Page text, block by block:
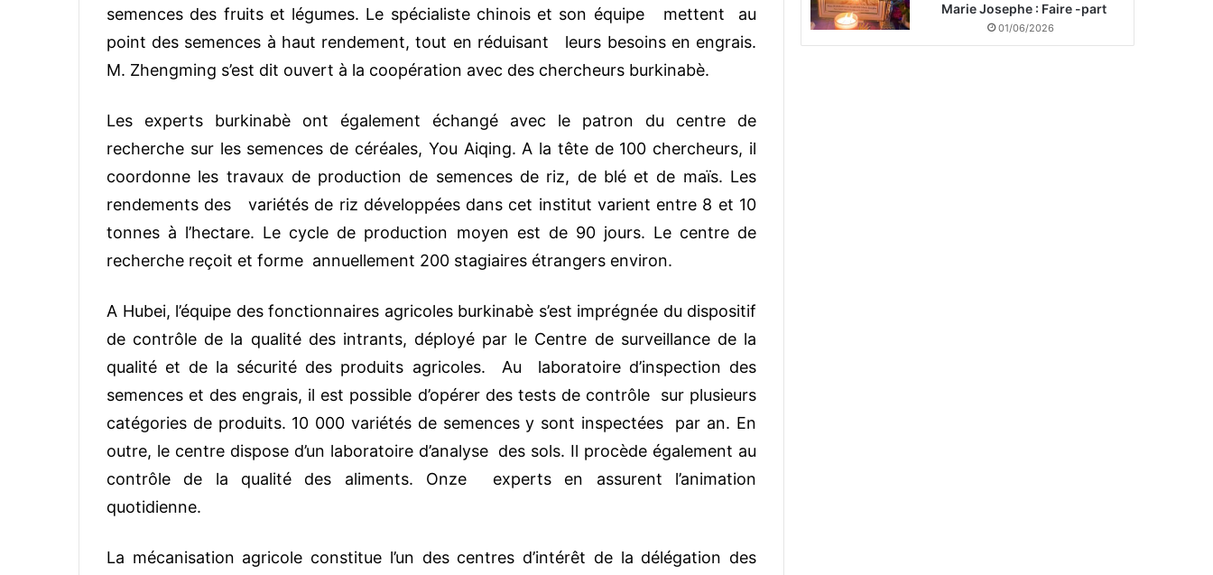
semences des fruits et légumes. Le spécialiste chinois et son équipe mettent au
point des semences à haut rendement, tout en réduisant leurs besoins en engrais.
M. Zhengming s’est dit ouvert à la coopération avec des chercheurs burkinabè.
Les experts burkinabè ont également échangé avec le patron du centre de
recherche sur les semences de céréales, You Aiqing. A la tête de 100 chercheurs, il
coordonne les travaux de production de semences de riz, de blé et de maïs. Les
rendements des variétés de riz développées dans cet institut varient entre 8 et 10
tonnes à l’hectare. Le cycle de production moyen est de 90 jours. Le centre de
recherche reçoit et forme annuellement 200 stagiaires étrangers environ.
A Hubei, l’équipe des fonctionnaires agricoles burkinabè s’est imprégnée du dispositif
de contrôle de la qualité des intrants, déployé par le Centre de surveillance de la
qualité et de la sécurité des produits agricoles. Au laboratoire d’inspection des
semences et des engrais, il est possible d’opérer des tests de contrôle sur plusieurs
catégories de produits. 10 000 variétés de semences y sont inspectées par an. En
outre, le centre dispose d’un laboratoire d’analyse des sols. Il procède également au
contrôle de la qualité des aliments. Onze experts en assurent l’animation
quotidienne.
La mécanisation agricole constitue l’un des centres d’intérêt de la délégation des
Marie Josephe : Faire -part
01/06/2026